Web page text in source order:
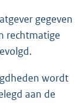
gegeven
rechtmatige
wordt
aan de